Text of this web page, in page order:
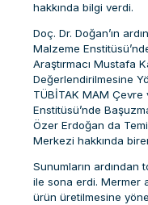
hakkında bilgi verdi.
Doç. Dr. Doğan’ın
Malzeme
Araştırmacı Mustafa
Değerlendirilmesine
TÜBİTAK MAM Çevre
Enstitüsü’nde
Özer Erdoğan da
Merkezi hakkında
Sunumların ardından
ile sona erdi. Mermer
ürün üretilmesine